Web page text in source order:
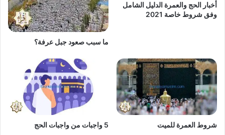
أخبار الحج والعمرة الدليل الشامل
وفق شروط خاصة 2021
ما سبب صعود جبل عرفة؟
شروط العمرة للميت 5 واجبات من واجبات الحج